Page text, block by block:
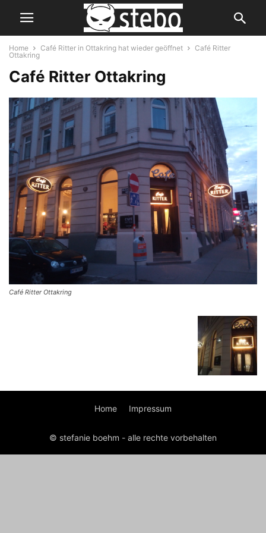
Home Café Ritter in Ottakring hat wieder geöffnet
Café Ritter
Ottakring
Café Ritter Ottakring
Café Ritter Ottakring
Home Impressum
© stefanie boehm - alle rechte vorbehalten